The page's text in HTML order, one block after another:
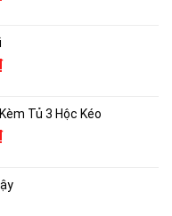
2,000,000₫.
Giá
là:
2,500,000₫.
Tủ 3 Hộc Kéo
Giá
là: